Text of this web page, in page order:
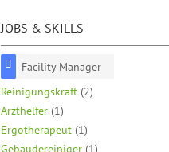
JOBS & SKILLS
Facility Manager
Reinigungskraft (2)
Arzthelfer (1)
Ergotherapeut (1)
Gebäudereiniger (1)